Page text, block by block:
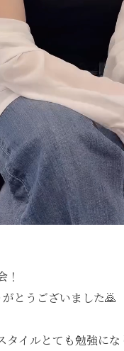
！
とうございました🙇
タイルとても勉強にな